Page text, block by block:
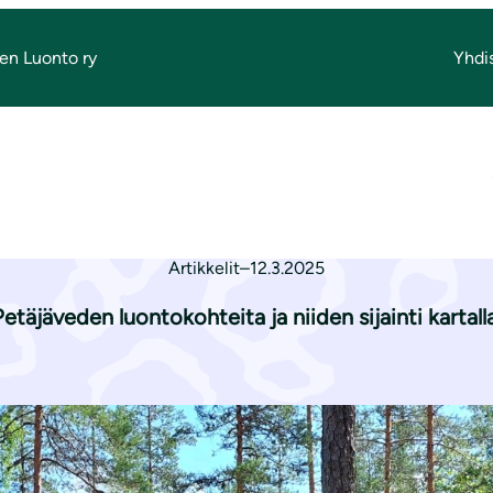
Luonto ry
Artikkelit–12.3.2025
luontokohteita ja niiden sijainti